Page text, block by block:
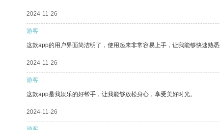
2024-11-26
游客
这款app的用户界面简洁明了，使用起来非常容易上手，让我能够快速熟
2024-11-26
游客
这款app是我娱乐的好帮手，让我能够放松身心，享受美好时光。
2024-11-26